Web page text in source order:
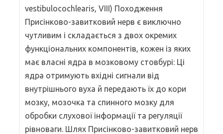
vestibulocochlearis, VIII) Походження
Присінково-завитковий нерв є виключно
чутливим і складається з двох окремих
функціональних компонентів, кожен із яких
має власні ядра в мозковому стовбурі: Ці
ядра отримують вхідні сигнали від
внутрішнього вуха й передають їх до кори
мозку, мозочка та спинного мозку для
обробки слухової інформації та регуляції
рівноваги. Шлях Присінково-завитковий нерв